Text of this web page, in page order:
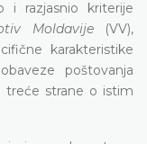
i razjasnio kriterije
Moldavije
(VV),
karakteristike
poštovanja
treće strane o istim